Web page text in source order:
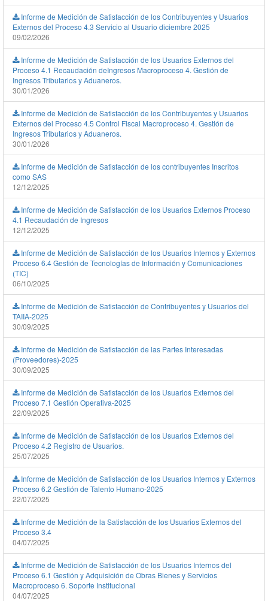
Informe de Medición de Satisfacción de los Contribuyentes y Usuarios
Externos del Proceso 4.3 Servicio al Usuario diciembre 2025
09/02/2026
Informe de Medición de Satisfacción de los Usuarios Externos del
Proceso 4.1 Recaudación deIngresos Macroproceso 4. Gestión de
Ingresos Tributarios y Aduaneros.
30/01/2026
Informe de Medición de Satisfacción de los Contribuyentes y Usuarios
Externos del Proceso 4.5 Control Fiscal Macroproceso 4. Gestión de
Ingresos Tributarios y Aduaneros.
30/01/2026
Informe de Medición de Satisfacción de los contribuyentes Inscritos
como SAS
12/12/2025
Informe de Medición de Satisfacción de los Usuarios Externos Proceso
4.1 Recaudación de Ingresos
12/12/2025
Informe de Medición de Satisfacción de los Usuarios Internos y Externos
Proceso 6.4 Gestión de Tecnologías de Información y Comunicaciones
(TIC)
06/10/2025
Informe de Medición de Satisfacción de Contribuyentes y Usuarios del
TAIIA-2025
30/09/2025
Informe de Medición de Satisfacción de las Partes Interesadas
(Proveedores)-2025
30/09/2025
Informe de Medición de Satisfacción de los Usuarios Externos del
Proceso 7.1 Gestión Operativa-2025
22/09/2025
Informe de Medición de Satisfacción de los Usuarios Externos del
Proceso 4.2 Registro de Usuarios.
25/07/2025
Informe de Medición de Satisfacción de los Usuarios Internos y Externos
Proceso 6.2 Gestión de Talento Humano-2025
22/07/2025
Informe de Medición de la Satisfacción de los Usuarios Externos del
Proceso 3.4
04/07/2025
Informe de Medición de Satisfacción de los Usuarios Internos del
Proceso 6.1 Gestión y Adquisición de Obras Bienes y Servicios
Macroproceso 6. Soporte Institucional
04/07/2025